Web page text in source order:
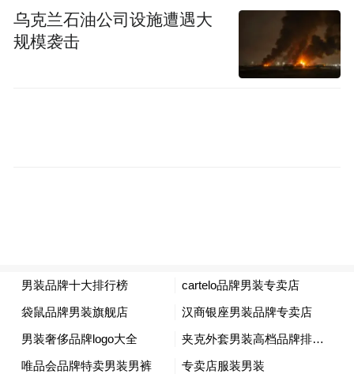
性,还能够帮助虚拟偶像真正“打破次元壁”。
过去,由于技术局限,传统的虚拟偶像即便可以
通过全息技术进行线下演出,但也难以根据实
况与粉丝进行互动。通过AIxFace,虚拟偶像可
乌克兰石油公司设施遭遇大
规模袭击